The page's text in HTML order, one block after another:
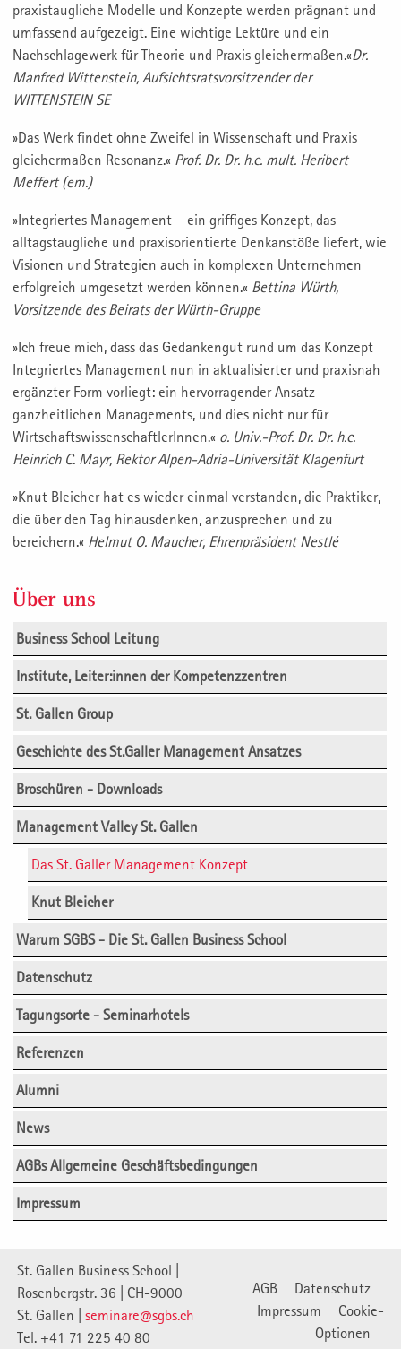
praxistaugliche Modelle und Konzepte werden prägnant und
umfassend aufgezeigt. Eine wichtige Lektüre und ein
Nachschlagewerk für Theorie und Praxis gleichermaßen.«Dr.
Manfred Wittenstein, Aufsichtsratsvorsitzender der
WITTENSTEIN SE
»Das Werk findet ohne Zweifel in Wissenschaft und Praxis
gleichermaßen Resonanz.« Prof. Dr. Dr. h.c. mult. Heribert
Meffert (em.)
»Integriertes Management – ein griffiges Konzept, das
alltagstaugliche und praxisorientierte Denkanstöße liefert, wie
Visionen und Strategien auch in komplexen Unternehmen
erfolgreich umgesetzt werden können.« Bettina Würth,
Vorsitzende des Beirats der Würth-Gruppe
»Ich freue mich, dass das Gedankengut rund um das Konzept
Integriertes Management nun in aktualisierter und praxisnah
ergänzter Form vorliegt: ein hervorragender Ansatz
ganzheitlichen Managements, und dies nicht nur für
WirtschaftswissenschaftlerInnen.« o. Univ.-Prof. Dr. Dr. h.c.
Heinrich C. Mayr, Rektor Alpen-Adria-Universität Klagenfurt
»Knut Bleicher hat es wieder einmal verstanden, die Praktiker,
die über den Tag hinausdenken, anzusprechen und zu
bereichern.« Helmut O. Maucher, Ehrenpräsident Nestlé
Über uns
Business School Leitung
Institute, Leiter:innen der Kompetenzzentren
St. Gallen Group
Geschichte des St.Galler Management Ansatzes
Broschüren - Downloads
Management Valley St. Gallen
Das St. Galler Management Konzept
Knut Bleicher
Warum SGBS - Die St. Gallen Business School
Datenschutz
Tagungsorte - Seminarhotels
Referenzen
Alumni
News
AGBs Allgemeine Geschäftsbedingungen
Impressum
St. Gallen Business School |
Rosenbergstr. 36 | CH-9000
St. Gallen | seminare@sgbs.ch
Tel. +41 71 225 40 80
AGB
Datenschutz
Impressum
Cookie-
Optionen